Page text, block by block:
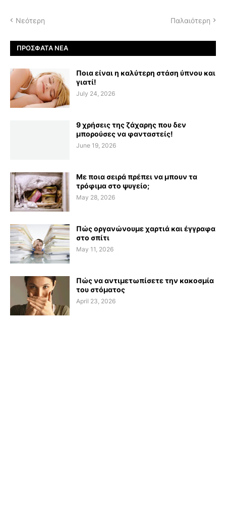
Νεότερη Παλαιότερη
ΠΡΌΣΦΑΤΑ ΝΈΑ
Ποια είναι η καλύτερη στάση ύπνου και
γιατί!
July 24, 2026
9 χρήσεις της ζάχαρης που δεν
μπορούσες να φανταστείς!
June 19, 2026
Με ποια σειρά πρέπει να μπουν τα
τρόφιμα στο ψυγείο;
May 28, 2026
Πώς οργανώνουμε χαρτιά και έγγραφα
στο σπίτι
May 11, 2026
Πώς να αντιμετωπίσετε την κακοσμία
του στόματος
April 23, 2026